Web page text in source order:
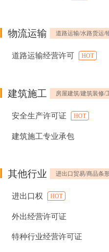
物流运输 道路运输/水路货运/
道路运输经营许可 HOT
建筑施工 房屋建筑/建筑装修/
安全生产许可证 HOT
建筑施工专业承包
其他行业 进出口贸易/商品条
进出口权 HOT
外出经营许可证
特种行业经营许可证